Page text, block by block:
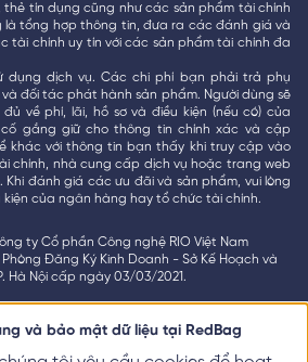
tín dụng cũng như các sản phẩm tài chính
là tổng hợp thông tin, đưa ra các đánh giá và
tài chính uy tín với các sản phẩm tài chính đa
dụng dịch vụ. Các chi phí bạn phải trả phụ
đối tác phát hành sản phẩm. Người dùng sẽ
về phí, lãi, hồ sơ và điều kiện (nếu có) của
gắng giữ cho thông tin chính xác và cập
khác với thông tin bạn thấy khi truy cập vào
chính, nhà cung cấp dịch vụ hoặc trang web
đánh giá các ưu đãi và sản phẩm, vui lòng
kiện của ngân hàng hay tổ chức tài chính.
ty Cổ phần Công nghệ RIO Việt Nam
Phòng Đăng Ký Kinh Doanh - Sở Kế Hoạch và
Hà Nội cấp ngày 03/03/2021.
và bảo mật dữ liệu tại RedBag